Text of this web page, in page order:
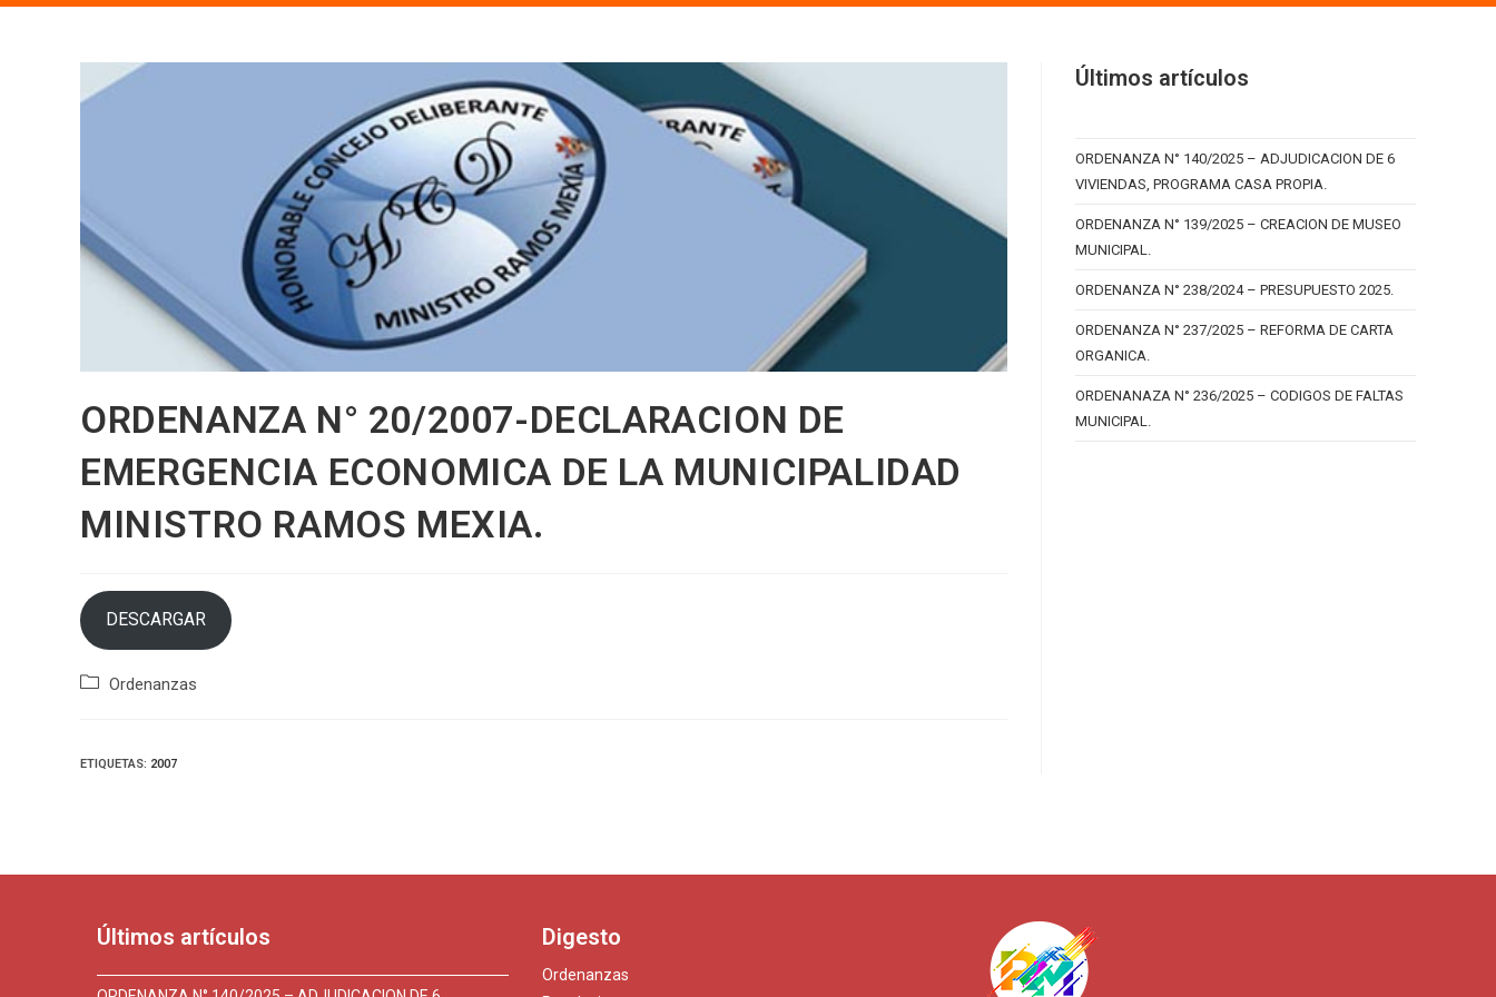
ORDENANZA N° 20/2007-DECLARACION DE
EMERGENCIA ECONOMICA DE LA MUNICIPALIDAD
MINISTRO RAMOS MEXIA.
DESCARGAR
Categoría
Ordenanzas
ETIQUETAS: 2007
Últimos artículos
ORDENANZA N° 140/2025 – ADJUDICACION DE 6
VIVIENDAS, PROGRAMA CASA PROPIA.
ORDENANZA N° 139/2025 – CREACION DE MUSEO
MUNICIPAL.
ORDENANZA N° 238/2024 – PRESUPUESTO 2025.
ORDENANZA N° 237/2025 – REFORMA DE CARTA
ORGANICA.
ORDENANAZA N° 236/2025 – CODIGOS DE FALTAS
MUNICIPAL.
Últimos artículos Digesto
Ordenanzas